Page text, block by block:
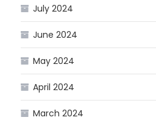
July 2024
June 2024
May 2024
April 2024
March 2024